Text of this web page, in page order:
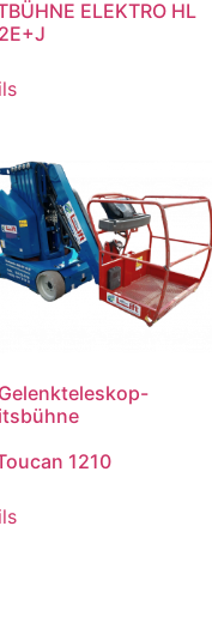
ELEKTRO HL
1210